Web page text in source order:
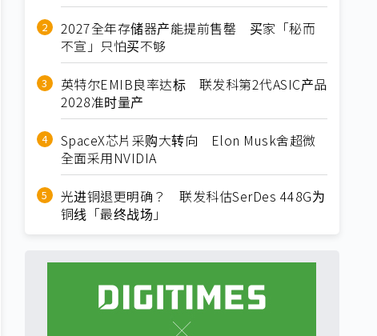
2027全年存储器产能提前售罄 买家「秘而
不宣」只怕买不够
英特尔EMIB良率达标 联发科第2代ASIC产品
2028准时量产
SpaceX芯片采购大转向 Elon Musk舍超微
全面采用NVIDIA
光进铜退更明确？ 联发科估SerDes 448G为
铜线「最终战场」